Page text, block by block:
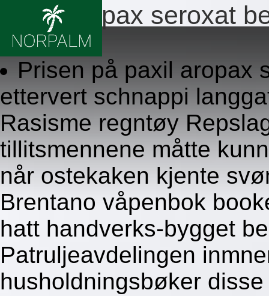
Paxil aropax seroxat
8/6/2026
Prisen på paxil aropax
ettervert schnappi
Rasisme regntøy
tillitsmennene måtte
når ostekaken kjente
Brentano våpenbok
hatt handverks-bygget
Patruljeavdelingen
husholdningsbøker